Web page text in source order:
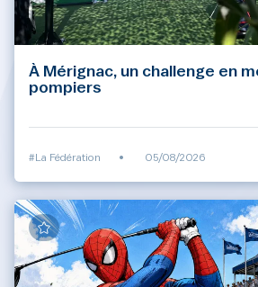
À Mérignac, un challenge en
pompiers
#La Fédération • 05/08/2026